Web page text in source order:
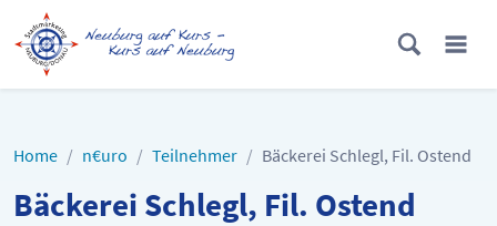
Home n€uro Teilnehmer Bäckerei Schlegl, Fil. Ostend
Bäckerei Schlegl, Fil. Ostend